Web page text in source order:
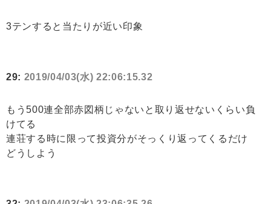
3テンすると当たりが近い印象
29: 2019/04/03(水) 22:06:15.32
もう500連全部赤図柄じゃないと取り返せないくらい負
けてる
連荘する時に限って投資分がそっくり返ってくるだけ
どうしよう